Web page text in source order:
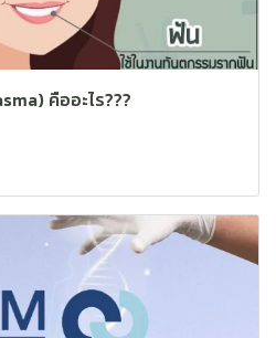
คืออะไร???